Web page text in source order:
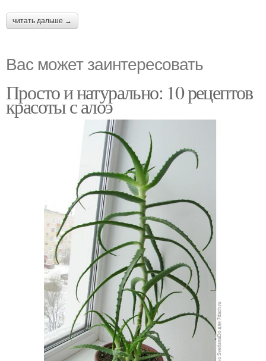
читать дальше →
Вас может заинтересовать
Просто и натурально: 10 рецептов
красоты с алоэ